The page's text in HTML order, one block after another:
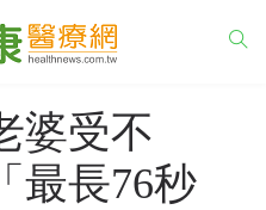
婆受不
最長76秒